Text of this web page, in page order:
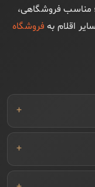
فروشگاهی،
اقلام به فروشگاه